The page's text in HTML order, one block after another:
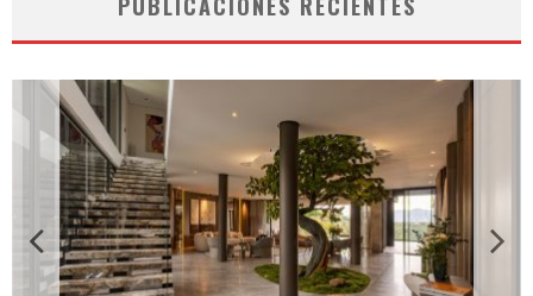
PUBLICACIONES RECIENTES